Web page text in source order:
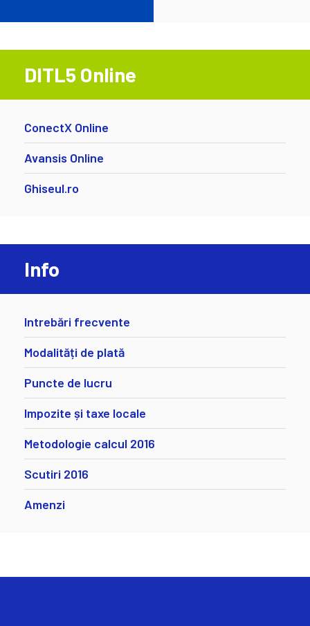
DITL5 Online
ConectX Online
Avansis Online
Ghiseul.ro
Info
Intrebări frecvente
Modalități de plată
Puncte de lucru
Impozite și taxe locale
Metodologie calcul 2016
Scutiri 2016
Amenzi